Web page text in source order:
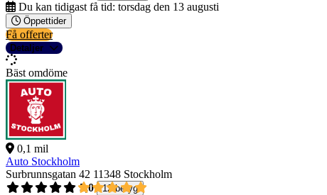
Du kan tidigast få tid: torsdag den 13 augusti
Öppettider
Få offerter
Detaljer
Bäst omdöme
0,1 mil
Auto Stockholm
Surbrunnsgatan 42 11348 Stockholm
5,0
12 betyg